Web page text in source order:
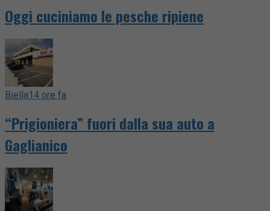
Oggi cuciniamo le pesche ripiene
Biella14 ore fa
“Prigioniera” fuori dalla sua auto a
Gaglianico